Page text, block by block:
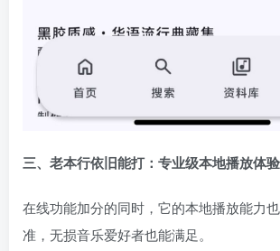
三、老本行依旧能打：专业级本地播放体验
在线功能加分的同时，它的本地播放能力
准，无损音乐爱好者也能满足。